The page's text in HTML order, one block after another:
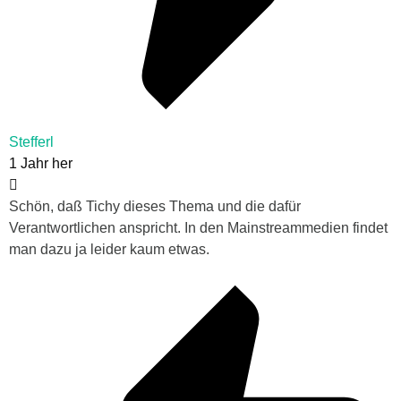
Stefferl
1 Jahr her
Schön, daß Tichy dieses Thema und die dafür
Verantwortlichen anspricht. In den Mainstreammedien findet
man dazu ja leider kaum etwas.